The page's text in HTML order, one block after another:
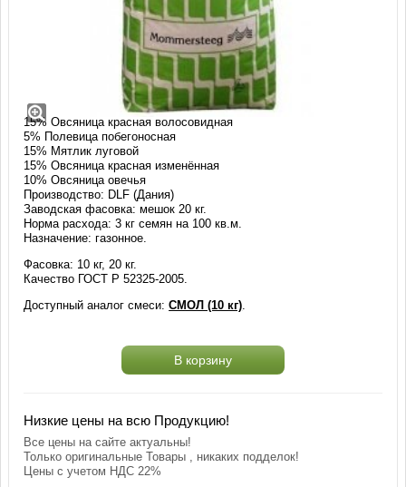
Газонная трава Смол (20 кг)
Смесь: СМОЛ (SMALL)
40% Овсяница красная красная
15% Овсяница красная волосовидная
5% Полевица побегоносная
15% Мятлик луговой
15% Овсяница красная изменённая
10% Овсяница овечья
Производство: DLF (Дания)
Заводская фасовка: мешок 20 кг.
Норма расхода: 3 кг семян на 100 кв.м.
Назначение: газонное.
Фасовка: 10 кг, 20 кг.
Качество ГОСТ Р 52325-2005.
Доступный аналог смеси:СМОЛ (10 кг)
В корзину
Низкие цены на всю Продукцию!
Все цены на сайте актуальны!
Только оригинальные Товары , никаких подделок!
Цены с учетом НДС 22%